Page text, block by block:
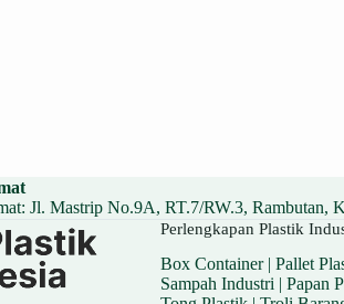
Jl. Mastrip No.9A, RT.7/RW.3, Rambutan,
Perlengkapan Plastik
Box Container| Pallet
Sampah Industri | Papan